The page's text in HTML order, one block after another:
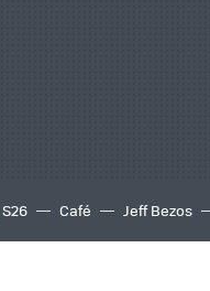
Café Jeff Bezos